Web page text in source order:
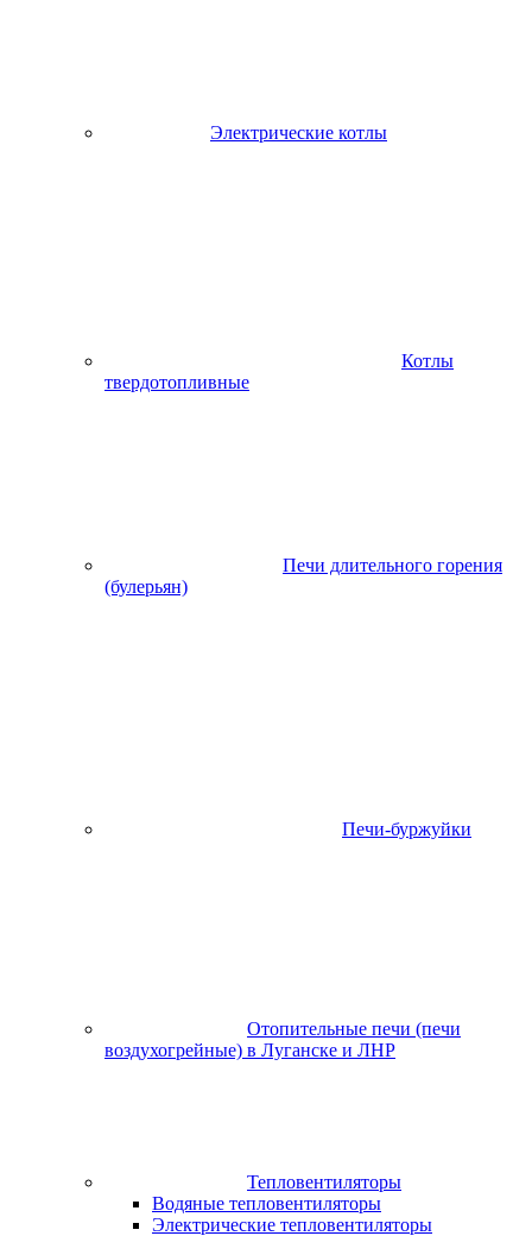
Электрические котлы
Котлы
твердотопливные
Печи длительного горения
(булерьян)
Печи-буржуйки
Отопительные печи (печи
воздухогрейные) в Луганске и ЛНР
Тепловентиляторы
Водяные тепловентиляторы
Электрические тепловентиляторы